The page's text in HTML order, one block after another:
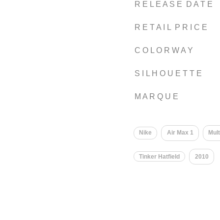
R E L E A S E D A T E
R E T A I L P R I C E
C O L O R W A Y
S I L H O U E T T E
M A R Q U E
Nike Air Max 1
Tinker Hatfield 2010